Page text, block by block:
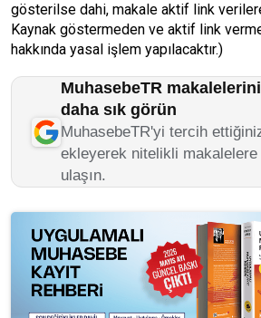
gösterilse dahi, makale aktif link
Kaynak göstermeden ve aktif link
hakkında yasal işlem yapılacaktır.)
MuhasebeTR
daha sık görün
MuhasebeTR'yi tercih
ekleyerek nitelikli
ulaşın.